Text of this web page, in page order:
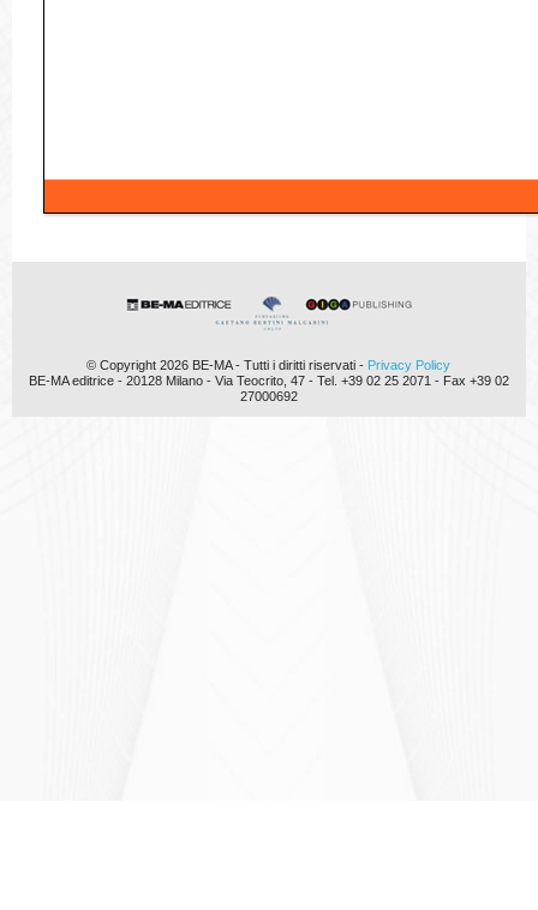
© Copyright 2026 BE-MA - Tutti i diritti riservati - Privacy Policy
BE-MA editrice - 20128 Milano - Via Teocrito, 47 - Tel. +39 02 25 2071 - Fax +39 02
27000692